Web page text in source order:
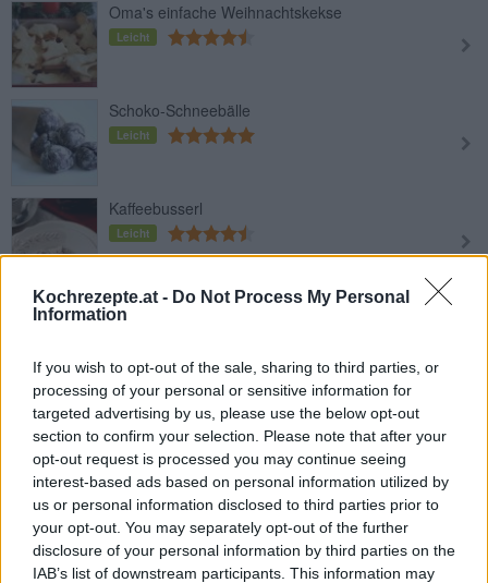
Kochrezepte.at - Do Not Process My Personal
Information
If you wish to opt-out of the sale, sharing to third parties, or
processing of your personal or sensitive information for
targeted advertising by us, please use the below opt-out
section to confirm your selection. Please note that after your
opt-out request is processed you may continue seeing
interest-based ads based on personal information utilized by
us or personal information disclosed to third parties prior to
your opt-out. You may separately opt-out of the further
disclosure of your personal information by third parties on the
IAB’s list of downstream participants. This information may
Oma's einfache Weihnachtskekse
Leicht
Schoko-Schneebälle
Leicht
Kaffeebusserl
Leicht
Linzer Sterne
Hausfreunde Weihnachtsgebäck
Leicht
Anisbögen
Leicht